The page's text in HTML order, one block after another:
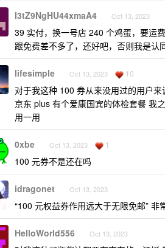
I3tZ9NgHU44xmaA4 Oct 13, 2023
39 实付，换一号店 240 个鸡蛋，要运
跟免费差不多了，还好吧，否则我是认
lifesimple Oct 13, 2023 10
对于我这种 100 券从来没用过的用户
京东 plus 有个爱康国宾的体检套餐 我
用一用
0xbe Oct 13, 2023 1
100 元券不是还在吗
idragonet Oct 13, 2023
“100 元权益券作用远大于无限免邮”
HelloWorld556 Oct 13, 2023